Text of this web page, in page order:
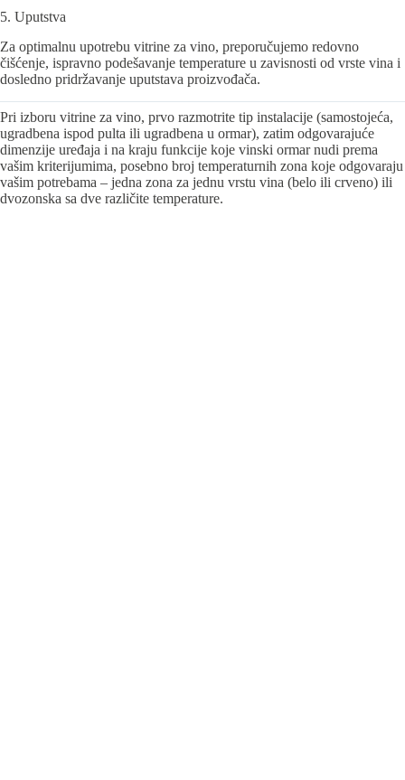
5. Uputstva
Za optimalnu upotrebu vitrine za vino, preporučujemo redovno
čišćenje, ispravno podešavanje temperature u zavisnosti od vrste vina i
dosledno pridržavanje uputstava proizvođača.
Pri izboru vitrine za vino, prvo razmotrite tip instalacije (samostojeća,
ugradbena ispod pulta ili ugradbena u ormar), zatim odgovarajuće
dimenzije uređaja i na kraju funkcije koje vinski ormar nudi prema
vašim kriterijumima, posebno broj temperaturnih zona koje odgovaraju
vašim potrebama – jedna zona za jednu vrstu vina (belo ili crveno) ili
dvozonska sa dve različite temperature.